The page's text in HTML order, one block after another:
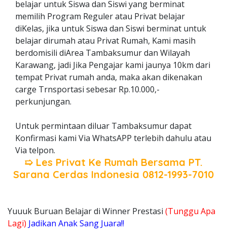
belajar untuk Siswa dan Siswi yang berminat
memilih Program Reguler atau Privat belajar
diKelas, jika untuk Siswa dan Siswi berminat untuk
belajar dirumah atau Privat Rumah, Kami masih
berdomisili diArea Tambaksumur dan Wilayah
Karawang, jadi Jika Pengajar kami jaunya 10km dari
tempat Privat rumah anda, maka akan dikenakan
carge Trnsportasi sebesar Rp.10.000,-
perkunjungan.
Untuk permintaan diluar Tambaksumur dapat
Konfirmasi kami Via WhatsAPP terlebih dahulu atau
Via telpon.
➯ Les Privat Ke Rumah Bersama PT.
Sarana Cerdas Indonesia 0812-1993-7010
Yuuuk Buruan Belajar di Winner Prestasi (Tunggu Apa
Lagi) Jadikan Anak Sang Juara!!